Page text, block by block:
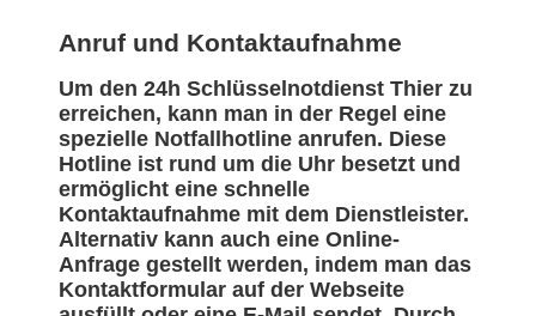
Anruf und Kontaktaufnahme
Um den 24h Schlüsselnotdienst Thier zu
erreichen, kann man in der Regel eine
spezielle Notfallhotline anrufen. Diese
Hotline ist rund um die Uhr besetzt und
ermöglicht eine schnelle
Kontaktaufnahme mit dem Dienstleister.
Alternativ kann auch eine Online-
Anfrage gestellt werden, indem man das
Kontaktformular auf der Webseite